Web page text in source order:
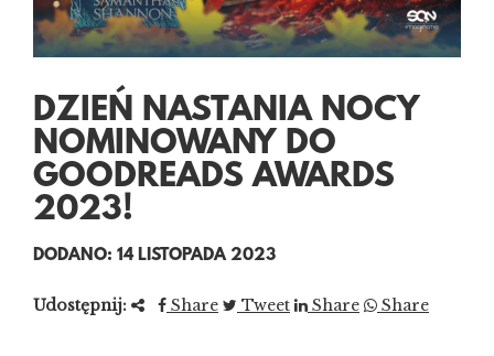
DZIEŃ NASTANIA NOCY
NOMINOWANY DO
GOODREADS AWARDS
2023!
DODANO: 14 LISTOPADA 2023
Udostępnij: Share Tweet Share Share